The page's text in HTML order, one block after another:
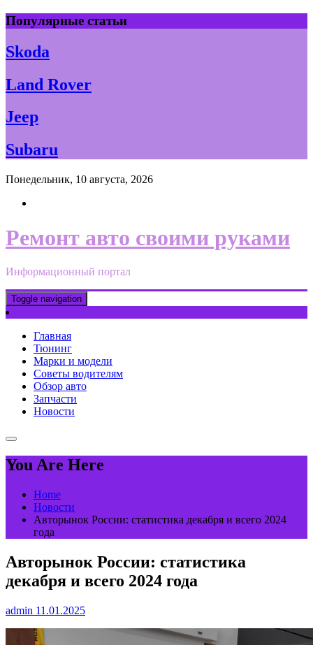
Skip
to
content
Популярные статьи
Skoda
Land Rover
Jeep
Subaru
Понедельник, 10 августа, 2026
Ремонт авто своими руками
Информационный портал
Toggle navigation
Главная
Тюнинг
Марки и модели
Советы водителям
Обзор авто
Запчасти
Новости
You Are Here
Home
Новости
Авторынок России: статистика декабря и всего 2024
года
Авторынок России: статистика
декабря и всего 2024 года
admin 11.01.2025